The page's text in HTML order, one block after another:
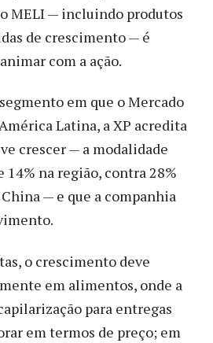
MELI — incluindo produtos
de crescimento — é
com a ação.
em que o Mercado
Latina, a XP acredita
crescer — a modalidade
na região, contra 28%
China — e que a companhia
o crescimento deve
em alimentos, onde a
para entregas
em termos de preço; em